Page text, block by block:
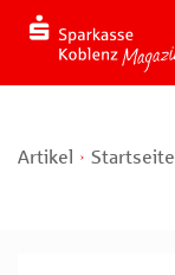
Artikel Startseite